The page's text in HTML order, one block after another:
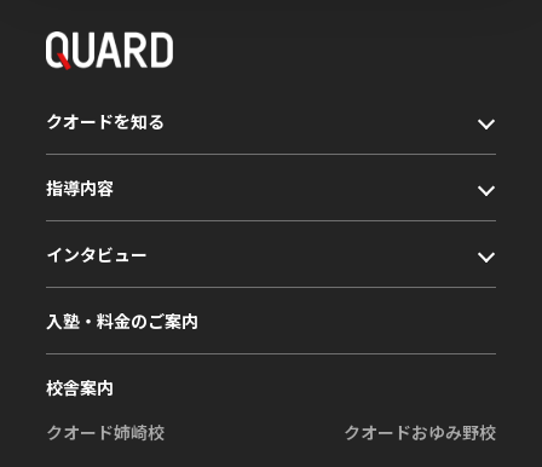
クオードを知る
指導内容
校舎案内
クオード姉崎校
クオードおゆみ野校
インタビュー
入塾・料金のご案内